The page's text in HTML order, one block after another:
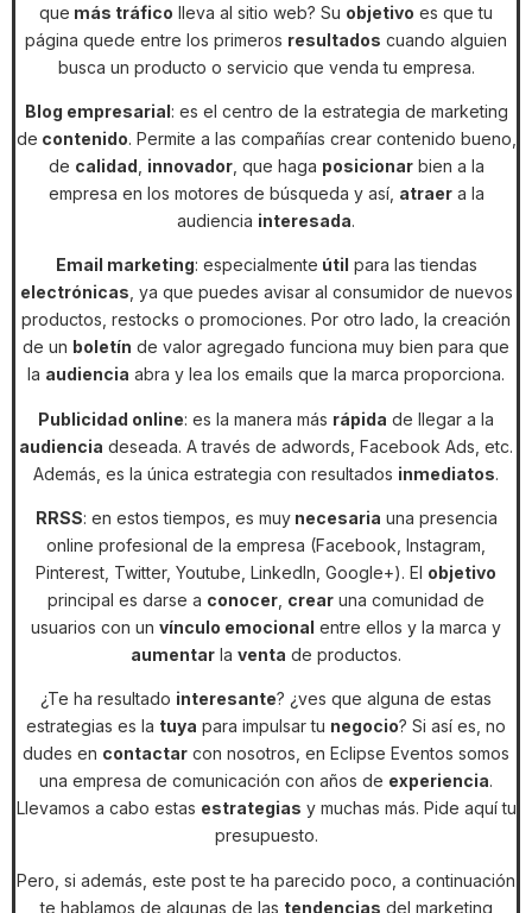
que más tráfico lleva al sitio web? Su objetivo es que tu
página quede entre los primeros resultados cuando alguien
busca un producto o servicio que venda tu empresa.
Blog empresarial: es el centro de la estrategia de marketing
de contenido. Permite a las compañías crear contenido bueno,
de calidad innovador, que haga posicionarbien a la
empresa en los motores de búsqueda y así, atraera la
audiencia interesada.
Email marketing: especialmente útil para las tiendas
electrónicas , ya que puedes avisar al consumidor de nuevos
productos, restocks o promociones. Por otro lado, la creación
de un boletín de valor agregado funciona muy bien para que
la audiencia abra y lea los emails que la marca proporciona.
Publicidad online: es la manera más rápida de llegar a la
audiencia deseada. A través de adwords, Facebook Ads, etc.
Además, es la única estrategia con resultados inmediatos.
RRSS: en estos tiempos, es muynecesaria una presencia
online profesional de la empresa (Facebook, Instagram,
Pinterest, Twitter, Youtube, Linkedln, Google+). El objetivo
principal es darse a conocer crear una comunidad de
usuarios con un vínculo emocional entre ellos y la marca y
aumentar la venta de productos.
¿Te ha resultado interesante? ¿ves que alguna de estas
estrategias es la tuya para impulsar tu negocio? Si así es, no
dudes en contactar con nosotros, en Eclipse Eventos somos
una empresa de comunicación con años de experiencia.
Llevamos a cabo estas estrategias y muchas más. Pide aquí tu
presupuesto.
Pero, si además, este post te ha parecido poco, a continuación
te hablamos de algunas de las tendencias del marketing